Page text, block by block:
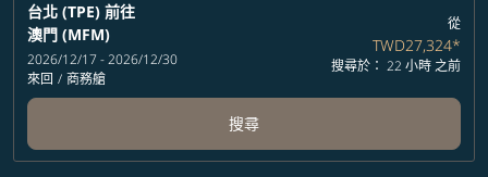
台北 (TPE) 前往
澳門 (MFM)
2026/12/17 - 2026/12/30
來回 / 商務艙
從
TWD27,324*
搜尋於： 22 小時 之前
搜尋